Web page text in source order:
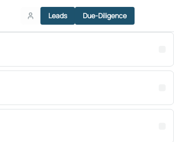
Leads Due-Diligence